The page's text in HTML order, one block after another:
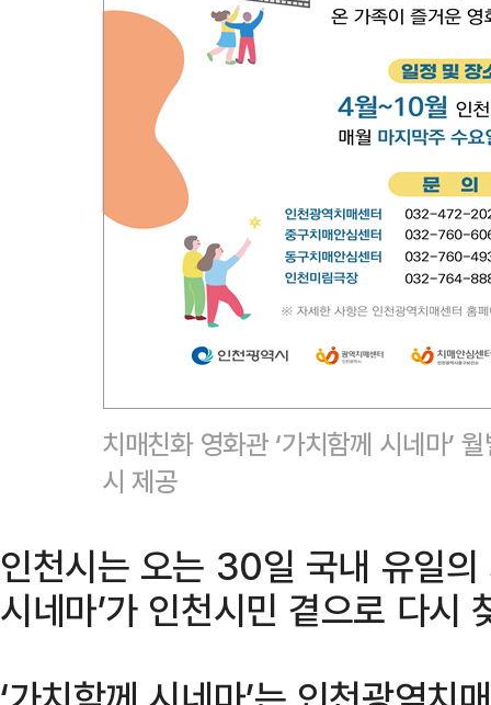
치매친화 영화관 ‘가치함께 시네마’
시 제공
인천시는 오는 30일 국내 유일의
시네마’가 인천시민 곁으로 다시